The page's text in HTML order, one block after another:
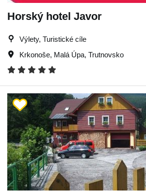
Horský hotel Javor
Výlety, Turistické cíle
Krkonoše, Malá Úpa, Trutnovsko